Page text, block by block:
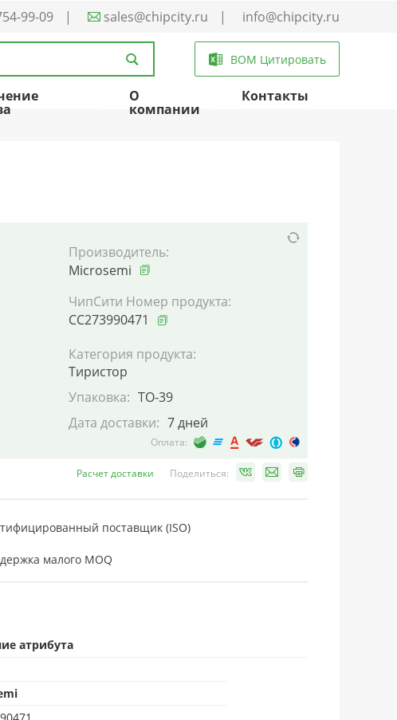
99-09 | sales@chipcity.ru | info@chipcity.ru
BOM Цитировать
О
компании
Контакты
Производитель:
Microsemi
ЧипСити Номер продукта:
CC273990471
Категория продукта:
Тиристор
Упаковка: TO-39
Дата доставки: 7 дней
Оплата:
Расчет доставки Поделиться:
поставщик (ISO)
малого MOQ
атрибута